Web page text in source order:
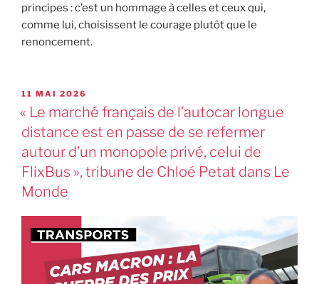
principes : c’est un hommage à celles et ceux qui,
comme lui, choisissent le courage plutôt que le
renoncement.
11 MAI 2026
« Le marché français de l’autocar longue
distance est en passe de se refermer
autour d’un monopole privé, celui de
FlixBus », tribune de Chloé Petat dans Le
Monde